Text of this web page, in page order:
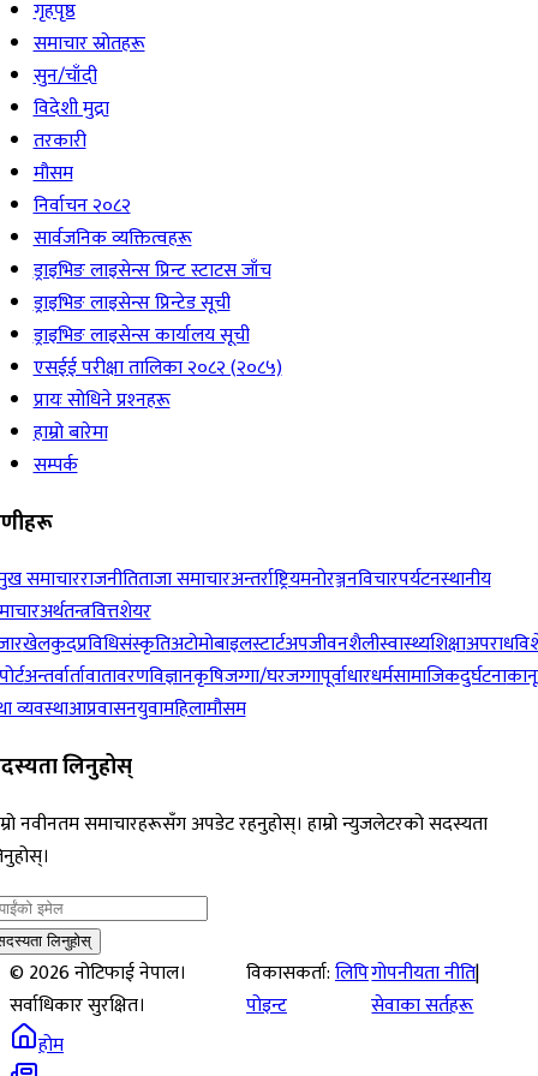
गृहपृष्ठ
समाचार स्रोतहरू
सुन/चाँदी
विदेशी मुद्रा
तरकारी
मौसम
निर्वाचन २०८२
सार्वजनिक व्यक्तित्वहरू
ड्राइभिङ लाइसेन्स प्रिन्ट स्टाटस जाँच
ड्राइभिङ लाइसेन्स प्रिन्टेड सूची
ड्राइभिङ लाइसेन्स कार्यालय सूची
एसईई परीक्षा तालिका २०८२ (२०८५)
प्रायः सोधिने प्रश्‍नहरू
हाम्रो बारेमा
सम्पर्क
समाचारराजनीतिताजा समाचारअन्तर्राष्ट्रियमनोरञ्जनविचारपर्यटनस्थानीय
अर्थतन्त्रवित्तशेयर
खेलकुदप्रविधिसंस्कृतिअटोमोबाइलस्टार्टअपजीवनशैलीस्वास्थ्यशिक्षाअपराध
अन्तर्वार्तावातावरणविज्ञानकृषिजग्गा/घरजग्गापूर्वाधारधर्मसामाजिकदुर्घटना
व्यवस्थाआप्रवासनयुवामहिलामौसम
लिनुहोस्
नवीनतम समाचारहरूसँग अपडेट रहनुहोस्। हाम्रो न्युजलेटरको सदस्यता
लिनुहोस्
©2026नोटिफाई नेपाल।
सर्वाधिकार सुरक्षित।
विकासकर्ता:लिपि
पोइन्ट
गोपनीयता नीति|
सेवाका सर्तहरू
होम